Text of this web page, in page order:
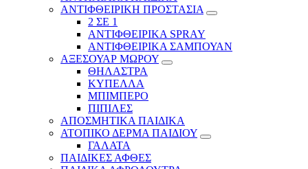
ΑΝΤΙΦΘΕΙΡΙΚΗ ΠΡΟΣΤΑΣΙΑ
2 ΣΕ 1
ΑΝΤΙΦΘΕΙΡΙΚΑ SPRAY
ΑΝΤΙΦΘΕΙΡΙΚΑ ΣΑΜΠΟΥΑΝ
ΑΞΕΣΟΥΑΡ ΜΩΡΟΥ
ΘΗΛΑΣΤΡΑ
ΚΥΠΕΛΛΑ
ΜΠΙΜΠΕΡΟ
ΠΙΠΙΛΕΣ
ΑΠΟΣΜΗΤΙΚΑ ΠΑΙΔΙΚΑ
ΑΤΟΠΙΚΟ ΔΕΡΜΑ ΠΑΙΔΙΟΥ
ΓΑΛΑΤΑ
ΠΑΙΔΙΚΕΣ ΑΦΘΕΣ